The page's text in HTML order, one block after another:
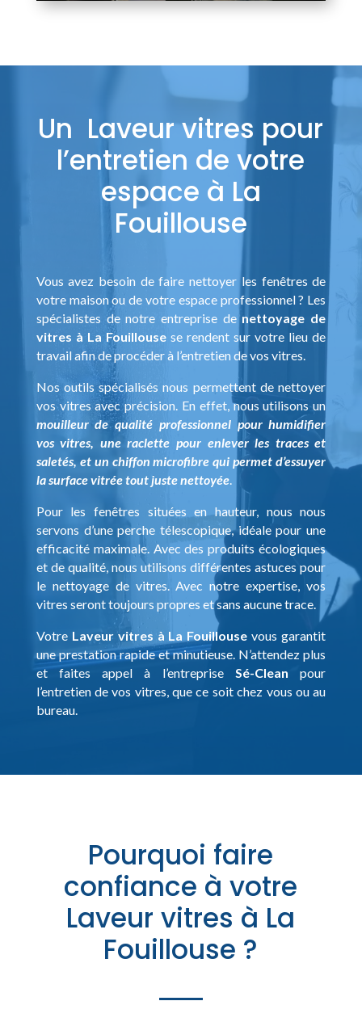
Un Laveur vitres pour
l’entretien de votre
espace à La
Fouillouse
Vous avez besoin de faire nettoyer les fenêtres de
votre maison ou de votre espace professionnel ? Les
spécialistes de notre entreprise de nettoyage de
vitres à La Fouillousese rendent sur votre lieu de
travail afin de procéder à l’entretien de vos vitres.
Nos outils spécialisés nous permettent de nettoyer
vos vitres avec précision. En effet, nous utilisons un
mouilleur de qualité professionnel pour humidifier
vos vitres, une raclette pour enlever les traces et
saletés, et un chiffon microfibre qui permet d’essuyer
la surface vitrée tout juste nettoyée.
Pour les fenêtres situées en hauteur, nous nous
servons d’une perche télescopique, idéale pour une
efficacité maximale. Avec des produits écologiques
et de qualité, nous utilisons différentes astuces pour
le nettoyage de vitres. Avec notre expertise, vos
vitres seront toujours propres et sans aucune trace.
Votre Laveur vitres à La Fouillouse vous garantit
une prestation rapide et minutieuse. N’attendez plus
et faites appel à l’entreprise Sé-Clean pour
l’entretien de vos vitres, que ce soit chez vous ou au
bureau.
Pourquoi faire
confiance à votre
Laveur vitres à La
Fouillouse ?